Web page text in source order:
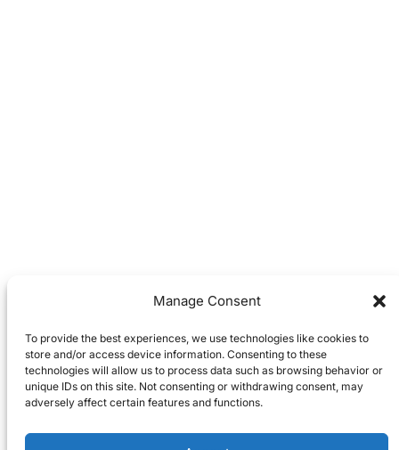
Manage Consent
To provide the best experiences, we use technologies like cookies to
store and/or access device information. Consenting to these
technologies will allow us to process data such as browsing behavior or
unique IDs on this site. Not consenting or withdrawing consent, may
adversely affect certain features and functions.